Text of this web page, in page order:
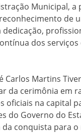
Municipal, a
de
dedicação,
dos serviços
Carlos Martins
da cerimônia em
oficiais na capital
do Governo do
conquista para